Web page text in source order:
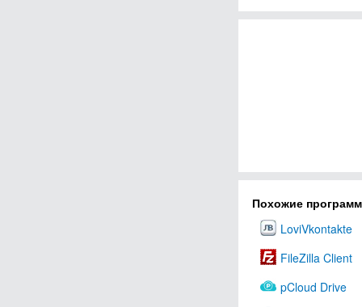
Похожие
LoviVkontakte
FileZilla Client
pCloud Drive